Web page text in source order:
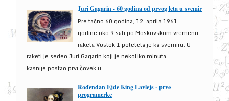
Juri Gagarin - 60 godina od prvog leta u svemir
Pre tačno 60 godina, 12. aprila 1961.
godine oko 9 sati po Moskovskom vremenu,
raketa Vostok 1 poletela je ka svemiru. U
raketi je sedeo Juri Gagarin koji je nekoliko minuta
kasnije postao prvi čovek u ...
Rođendan Ejde King Lavlejs - prve
programerke